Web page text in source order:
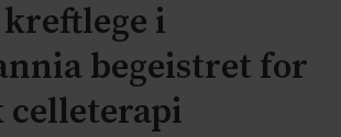
i
begeistret for
celleterapi